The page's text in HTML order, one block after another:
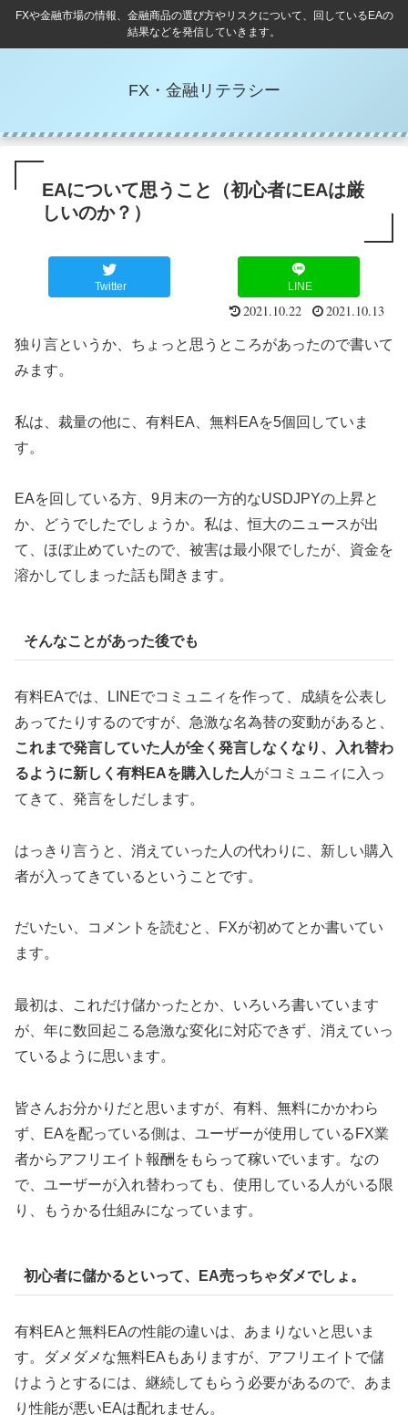
FXや金融市場の情報、金融商品の選び方やリスクについて、回しているEAの
結果などを発信していきます。
FX・金融リテラシー
EAについて思うこと（初心者にEAは厳
しいのか？）
Twitter LINE
2021.10.22 2021.10.13
独り言というか、ちょっと思うところがあったので書いて
みます。
私は、裁量の他に、有料EA、無料EAを5個回していま
す。
EAを回している方、9月末の一方的なUSDJPYの上昇と
か、どうでしたでしょうか。私は、恒大のニュースが出
て、ほぼ止めていたので、被害は最小限でしたが、資金を
溶かしてしまった話も聞きます。
そんなことがあった後でも
有料EAでは、LINEでコミュニィを作って、成績を公表し
あってたりするのですが、急激な名為替の変動があると、
これまで発言していた人が全く発言しなくなり、入れ替わ
るように新しく有料EAを購入した人がコミュニィに入っ
てきて、発言をしだします。
はっきり言うと、消えていった人の代わりに、新しい購入
者が入ってきているということです。
だいたい、コメントを読むと、FXが初めてとか書いてい
ます。
最初は、これだけ儲かったとか、いろいろ書いています
が、年に数回起こる急激な変化に対応できず、消えていっ
ているように思います。
皆さんお分かりだと思いますが、有料、無料にかかわら
ず、EAを配っている側は、ユーザーが使用しているFX業
者からアフリエイト報酬をもらって稼いでいます。なの
で、ユーザーが入れ替わっても、使用している人がいる限
り、もうかる仕組みになっています。
初心者に儲かるといって、EA売っちゃダメでしょ。
有料EAと無料EAの性能の違いは、あまりないと思いま
す。ダメダメな無料EAもありますが、アフリエイトで儲
けようとするには、継続してもらう必要があるので、あま
り性能が悪いEAは配れません。